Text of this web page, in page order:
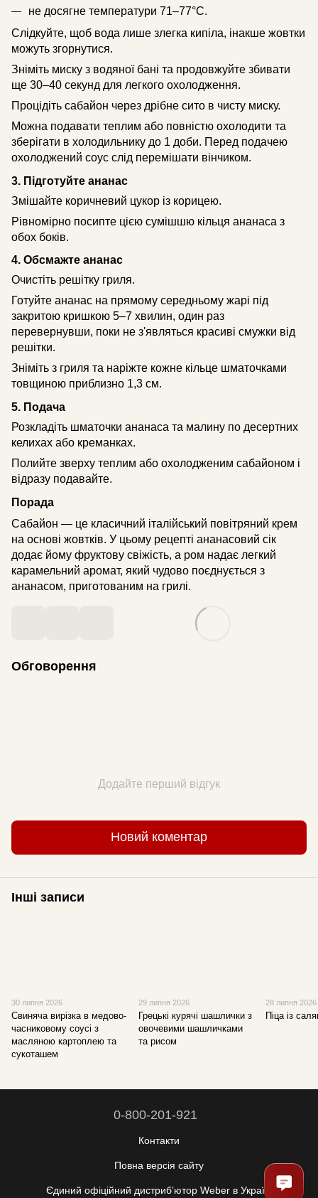
не досягне температури 71–77°C.
Слідкуйте, щоб вода лише злегка кипіла, інакше жовтки
можуть згорнутися.
Зніміть миску з водяної бані та продовжуйте збивати
ще 30–40 секунд для легкого охолодження.
Процідіть сабайон через дрібне сито в чисту миску.
Можна подавати теплим або повністю охолодити та
зберігати в холодильнику до 1 доби. Перед подачею
охолоджений соус слід перемішати вінчиком.
3. Підготуйте ананас
Змішайте коричневий цукор із корицею.
Рівномірно посипте цією сумішшю кільця ананаса з
обох боків.
4. Обсмажте ананас
Очистіть решітку гриля.
Готуйте ананас на прямому середньому жарі під
закритою кришкою 5–7 хвилин, один раз
перевернувши, поки не з'являться красиві смужки від
решітки.
Зніміть з гриля та наріжте кожне кільце шматочками
товщиною приблизно 1,3 см.
5. Подача
Розкладіть шматочки ананаса та малину по десертних
келихах або креманках.
Полийте зверху теплим або охолодженим сабайоном і
відразу подавайте.
Порада
Сабайон — це класичний італійський повітряний крем
на основі жовтків. У цьому рецепті ананасовий сік
додає йому фруктову свіжість, а ром надає легкий
карамельний аромат, який чудово поєднується з
ананасом, приготованим на грилі.
Обговорення
Додайте перший відгук
Новий коментар
Інші записи
30 липня 2026
Свиняча вирізка в медово-
часниковому соусі з
масляною картоплею та
сукоташем
29 липня 2026
Грецькі курячі шашлички з
овочевими шашличками
та рисом
28 липня 2026
Піца із
0-800-201-921
Контакти
Повна версія сайту
Єдиний офіційний дистрибʼютор Weber в Україні